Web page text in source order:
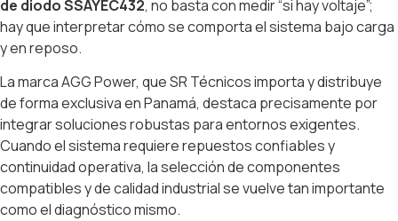
de diodo SSAYEC432, no basta con medir “si hay voltaje”;
hay que interpretar cómo se comporta el sistema bajo carga
y en reposo.
La marca AGG Power, que SR Técnicos importa y distribuye
de forma exclusiva en Panamá, destaca precisamente por
integrar soluciones robustas para entornos exigentes.
Cuando el sistema requiere repuestos confiables y
continuidad operativa, la selección de componentes
compatibles y de calidad industrial se vuelve tan importante
como el diagnóstico mismo.